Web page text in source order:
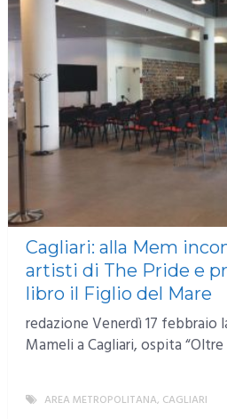
Cagliari: alla Mem
artisti di The Pride e
libro il Figlio del Mare
redazione Venerdì 17 febbraio
Mameli a Cagliari, ospita
AREA METROPOLITANA, CAGLIARI